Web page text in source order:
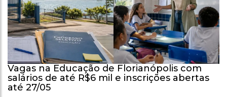
Vagas na Educação de Florianópolis com
salários de até R$6 mil e inscrições abertas
até 27/05